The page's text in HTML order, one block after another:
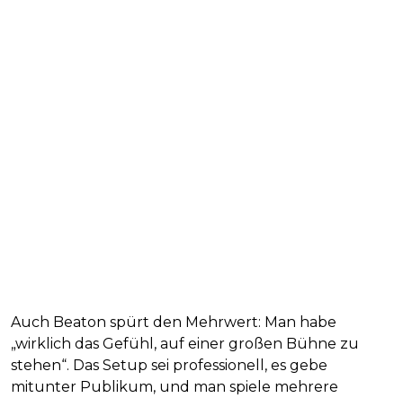
Auch Beaton spürt den Mehrwert: Man habe
„wirklich das Gefühl, auf einer großen Bühne zu
stehen“. Das Setup sei professionell, es gebe
mitunter Publikum, und man spiele mehrere